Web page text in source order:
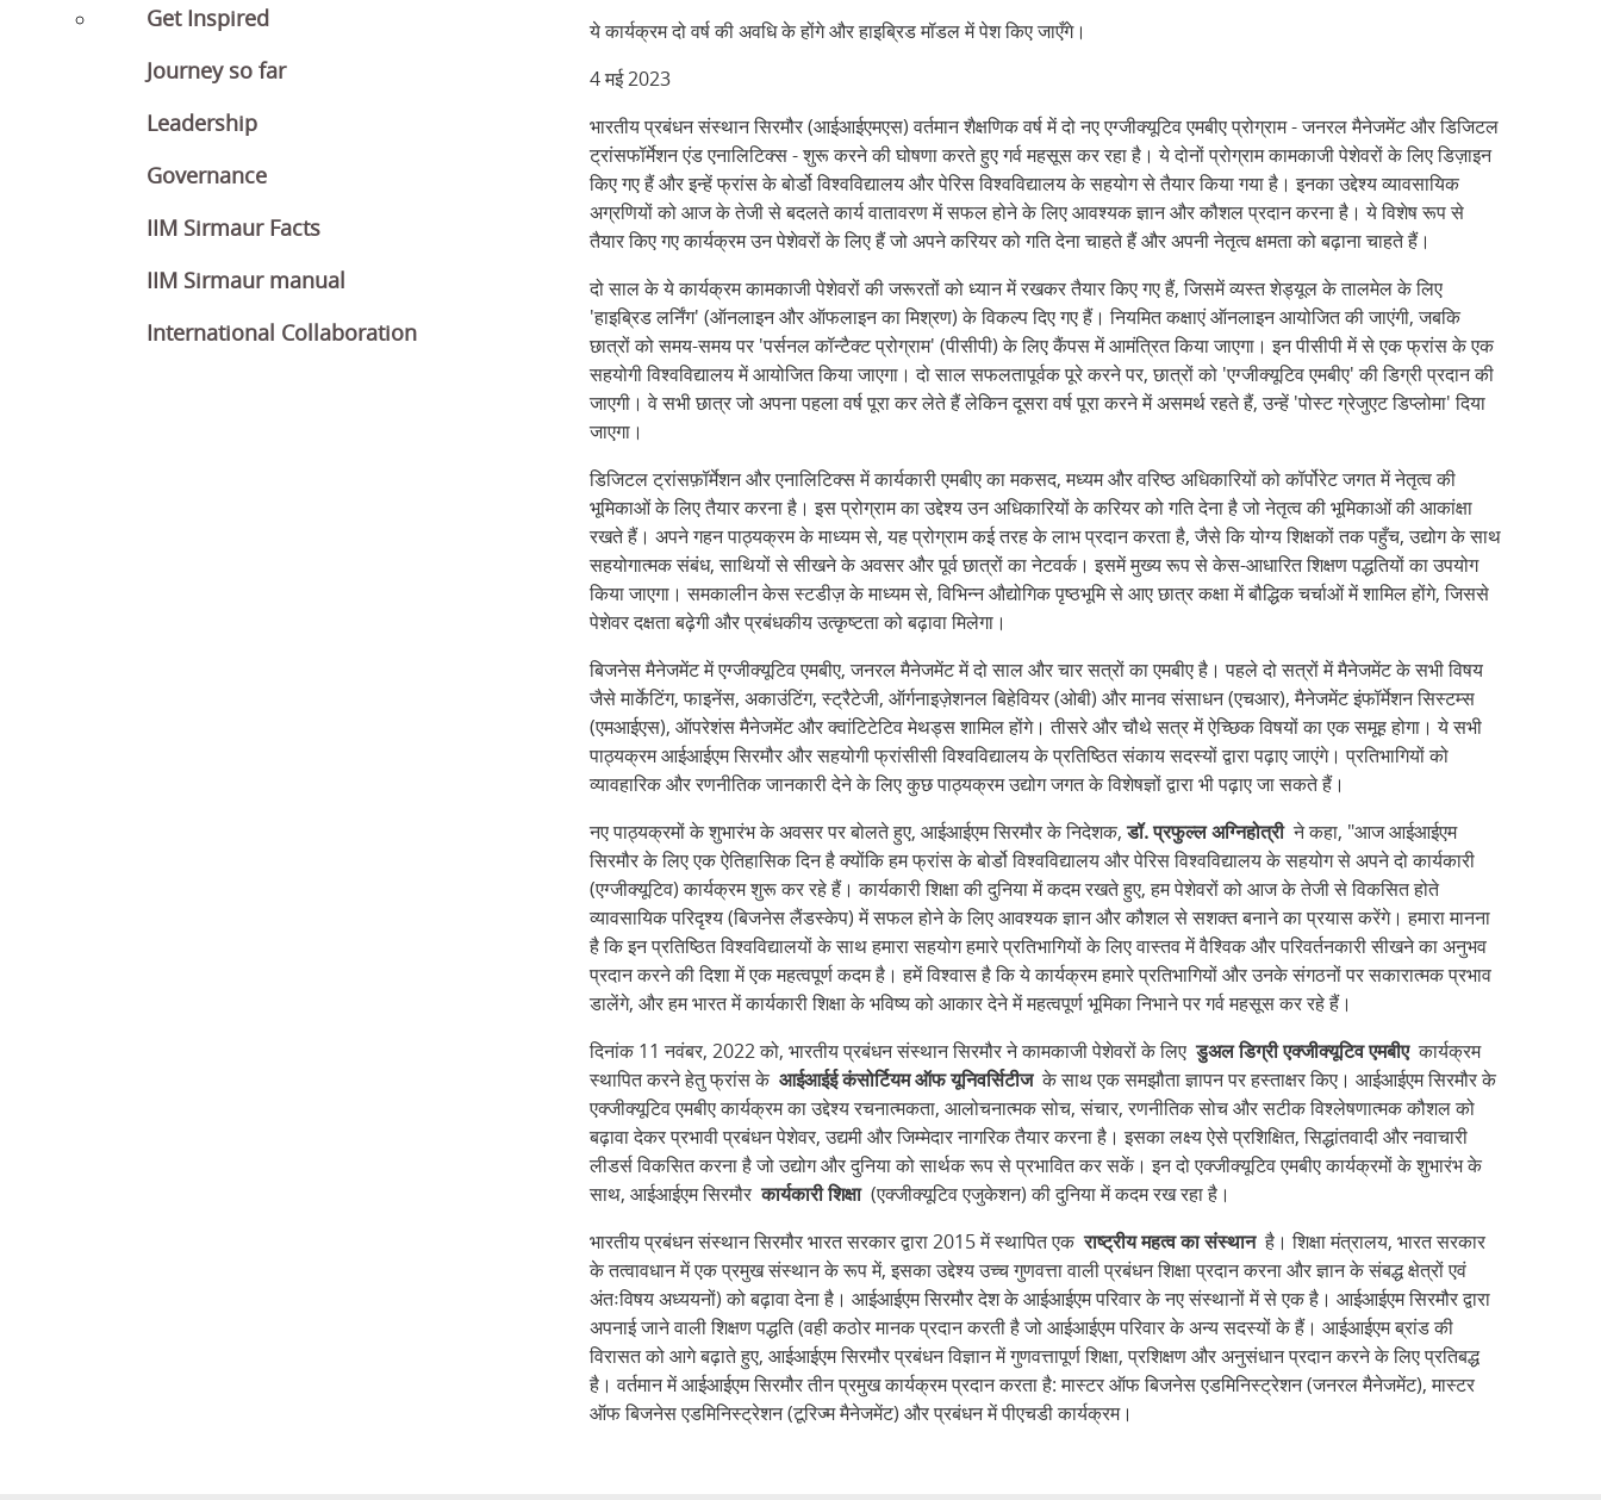
Get Inspired
Journey so far
Leadership
Governance
IIM Sirmaur Facts
IIM Sirmaur manual
International Collaboration
ये कार्यक्रम दो वर्ष की अवधि के होंगे और हाइब्रिड मॉडल में पेश किए जाएँगे।
4 मई 2023
भारतीय प्रबंधन संस्थान सिरमौर (आईआईएमएस) वर्तमान शैक्षणिक वर्ष में दो नए एग्जीक्यूटिव एमबीए प्रोग्राम - जनरल मैनेजमेंट और डिजिटल
ट्रांसफॉर्मेशन एंड एनालिटिक्स - शुरू करने की घोषणा करते हुए गर्व महसूस कर रहा है। ये दोनों प्रोग्राम कामकाजी पेशेवरों के लिए डिज़ाइन
किए गए हैं और इन्हें फ्रांस के बोर्डो विश्वविद्यालय और पेरिस विश्वविद्यालय के सहयोग से तैयार किया गया है। इनका उद्देश्य व्यावसायिक
अग्रणियों को आज के तेजी से बदलते कार्य वातावरण में सफल होने के लिए आवश्यक ज्ञान और कौशल प्रदान करना है। ये विशेष रूप से
तैयार किए गए कार्यक्रम उन पेशेवरों के लिए हैं जो अपने करियर को गति देना चाहते हैं और अपनी नेतृत्व क्षमता को बढ़ाना चाहते हैं।
दो साल के ये कार्यक्रम कामकाजी पेशेवरों की जरूरतों को ध्यान में रखकर तैयार किए गए हैं, जिसमें व्यस्त शेड्यूल के तालमेल के लिए
'हाइब्रिड लर्निंग' (ऑनलाइन और ऑफलाइन का मिश्रण) के विकल्प दिए गए हैं। नियमित कक्षाएं ऑनलाइन आयोजित की जाएंगी, जबकि
छात्रों को समय-समय पर 'पर्सनल कॉन्टैक्ट प्रोग्राम' (पीसीपी) के लिए कैंपस में आमंत्रित किया जाएगा। इन पीसीपी में से एक फ्रांस के एक
सहयोगी विश्वविद्यालय में आयोजित किया जाएगा। दो साल सफलतापूर्वक पूरे करने पर, छात्रों को 'एग्जीक्यूटिव एमबीए' की डिग्री प्रदान की
जाएगी। वे सभी छात्र जो अपना पहला वर्ष पूरा कर लेते हैं लेकिन दूसरा वर्ष पूरा करने में असमर्थ रहते हैं, उन्हें 'पोस्ट ग्रेजुएट डिप्लोमा' दिया
जाएगा।
डिजिटल ट्रांसफ़ॉर्मेशन और एनालिटिक्स में कार्यकारी एमबीए का मकसद, मध्यम और वरिष्ठ अधिकारियों को कॉर्पोरेट जगत में नेतृत्व की
भूमिकाओं के लिए तैयार करना है। इस प्रोग्राम का उद्देश्य उन अधिकारियों के करियर को गति देना है जो नेतृत्व की भूमिकाओं की आकांक्षा
रखते हैं। अपने गहन पाठ्यक्रम के माध्यम से, यह प्रोग्राम कई तरह के लाभ प्रदान करता है, जैसे कि योग्य शिक्षकों तक पहुँच, उद्योग के साथ
सहयोगात्मक संबंध, साथियों से सीखने के अवसर और पूर्व छात्रों का नेटवर्क। इसमें मुख्य रूप से केस-आधारित शिक्षण पद्धतियों का उपयोग
किया जाएगा। समकालीन केस स्टडीज़ के माध्यम से, विभिन्न औद्योगिक पृष्ठभूमि से आए छात्र कक्षा में बौद्धिक चर्चाओं में शामिल होंगे, जिससे
पेशेवर दक्षता बढ़ेगी और प्रबंधकीय उत्कृष्टता को बढ़ावा मिलेगा।
बिजनेस मैनेजमेंट में एग्जीक्यूटिव एमबीए, जनरल मैनेजमेंट में दो साल और चार सत्रों का एमबीए है। पहले दो सत्रों में मैनेजमेंट के सभी विषय
जैसे मार्केटिंग, फाइनेंस, अकाउंटिंग, स्ट्रैटेजी, ऑर्गनाइज़ेशनल बिहेवियर (ओबी) और मानव संसाधन (एचआर), मैनेजमेंट इंफॉर्मेशन सिस्टम्स
(एमआईएस), ऑपरेशंस मैनेजमेंट और क्वांटिटेटिव मेथड्स शामिल होंगे। तीसरे और चौथे सत्र में ऐच्छिक विषयों का एक समूह होगा। ये सभी
पाठ्यक्रम आईआईएम सिरमौर और सहयोगी फ्रांसीसी विश्वविद्यालय के प्रतिष्ठित संकाय सदस्यों द्वारा पढ़ाए जाएंगे। प्रतिभागियों को
व्यावहारिक और रणनीतिक जानकारी देने के लिए कुछ पाठ्यक्रम उद्योग जगत के विशेषज्ञों द्वारा भी पढ़ाए जा सकते हैं।
नए पाठ्यक्रमों के शुभारंभ के अवसर पर बोलते हुए, आईआईएम सिरमौर के निदेशक,डॉ. प्रफुल्ल अग्निहोत्रीने कहा, "आज आईआईएम
सिरमौर के लिए एक ऐतिहासिक दिन है क्योंकि हम फ्रांस के बोर्डो विश्वविद्यालय और पेरिस विश्वविद्यालय के सहयोग से अपने दो कार्यकारी
(एग्जीक्यूटिव) कार्यक्रम शुरू कर रहे हैं। कार्यकारी शिक्षा की दुनिया में कदम रखते हुए, हम पेशेवरों को आज के तेजी से विकसित होते
व्यावसायिक परिदृश्य (बिजनेस लैंडस्केप) में सफल होने के लिए आवश्यक ज्ञान और कौशल से सशक्त बनाने का प्रयास करेंगे। हमारा मानना
है कि इन प्रतिष्ठित विश्वविद्यालयों के साथ हमारा सहयोग हमारे प्रतिभागियों के लिए वास्तव में वैश्विक और परिवर्तनकारी सीखने का अनुभव
प्रदान करने की दिशा में एक महत्वपूर्ण कदम है। हमें विश्वास है कि ये कार्यक्रम हमारे प्रतिभागियों और उनके संगठनों पर सकारात्मक प्रभाव
डालेंगे, और हम भारत में कार्यकारी शिक्षा के भविष्य को आकार देने में महत्वपूर्ण भूमिका निभाने पर गर्व महसूस कर रहे हैं।
दिनांक 11 नवंबर, 2022 को, भारतीय प्रबंधन संस्थान सिरमौर ने कामकाजी पेशेवरों के लिए डुअल डिग्री एक्जीक्यूटिव एमबीएकार्यक्रम
स्थापित करने हेतु फ्रांस के आईआईई कंसोर्टियम ऑफ यूनिवर्सिटीजके साथ एक समझौता ज्ञापन पर हस्ताक्षर किए। आईआईएम सिरमौर के
एक्जीक्यूटिव एमबीए कार्यक्रम का उद्देश्य रचनात्मकता, आलोचनात्मक सोच, संचार, रणनीतिक सोच और सटीक विश्लेषणात्मक कौशल को
बढ़ावा देकर प्रभावी प्रबंधन पेशेवर, उद्यमी और जिम्मेदार नागरिक तैयार करना है। इसका लक्ष्य ऐसे प्रशिक्षित, सिद्धांतवादी और नवाचारी
लीडर्स विकसित करना है जो उद्योग और दुनिया को सार्थक रूप से प्रभावित कर सकें। इन दो एक्जीक्यूटिव एमबीए कार्यक्रमों के शुभारंभ के
साथ, आईआईएम सिरमौर कार्यकारी शिक्षा (एक्जीक्यूटिव एजुकेशन) की दुनिया में कदम रख रहा है।
भारतीय प्रबंधन संस्थान सिरमौर भारत सरकार द्वारा 2015 में स्थापित एक राष्ट्रीय महत्व का संस्थानहै। शिक्षा मंत्रालय, भारत सरकार
के तत्वावधान में एक प्रमुख संस्थान के रूप में, इसका उद्देश्य उच्च गुणवत्ता वाली प्रबंधन शिक्षा प्रदान करना और ज्ञान के संबद्ध क्षेत्रों एवं
अंतःविषय अध्ययनों) को बढ़ावा देना है। आईआईएम सिरमौर देश के आईआईएम परिवार के नए संस्थानों में से एक है। आईआईएम सिरमौर द्वारा
अपनाई जाने वाली शिक्षण पद्धति (वही कठोर मानक प्रदान करती है जो आईआईएम परिवार के अन्य सदस्यों के हैं। आईआईएम ब्रांड की
विरासत को आगे बढ़ाते हुए, आईआईएम सिरमौर प्रबंधन विज्ञान में गुणवत्तापूर्ण शिक्षा, प्रशिक्षण और अनुसंधान प्रदान करने के लिए प्रतिबद्ध
है। वर्तमान में आईआईएम सिरमौर तीन प्रमुख कार्यक्रम प्रदान करता है: मास्टर ऑफ बिजनेस एडमिनिस्ट्रेशन (जनरल मैनेजमेंट), मास्टर
ऑफ बिजनेस एडमिनिस्ट्रेशन (टूरिज्म मैनेजमेंट) और प्रबंधन में पीएचडी कार्यक्रम।